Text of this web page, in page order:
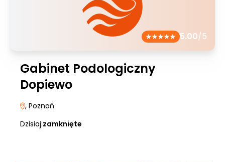
5.00/5
Gabinet Podologiczny
Dopiewo
, Poznań
Dzisiaj:zamknięte